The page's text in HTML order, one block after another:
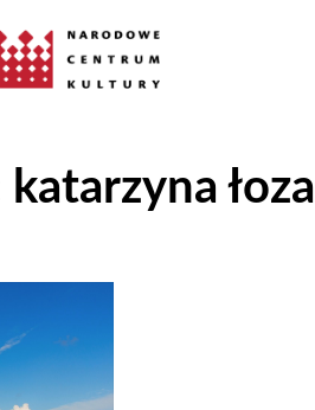
katarzyna łoza